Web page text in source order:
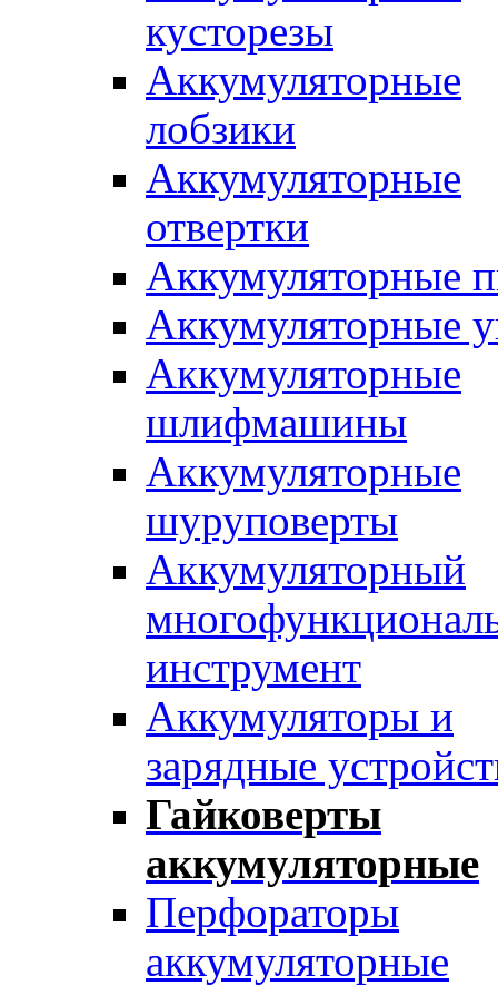
кусторезы
Аккумуляторные
лобзики
Аккумуляторные
отвертки
Аккумуляторные
Аккумуляторные
Аккумуляторные
шлифмашины
Аккумуляторные
шуруповерты
Аккумуляторный
инструмент
Аккумуляторы и
зарядные
Гайковерты
аккумуляторные
Перфораторы
аккумуляторные